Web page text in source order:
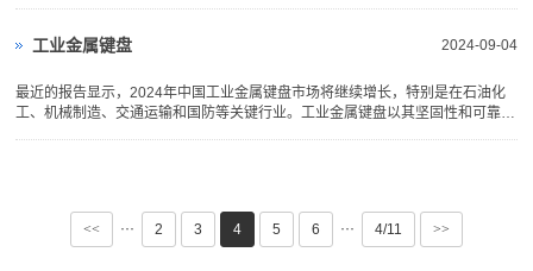
2024-09-04
工业金属键盘
最近的报告显示，2024年中国工业金属键盘市场将继续增长，特别是在石油化
工、机械制造、交通运输和国防等关键行业。工业金属键盘以其坚固性和可靠
<< ··· 2 3 4 5 6 ··· 4/11 >>